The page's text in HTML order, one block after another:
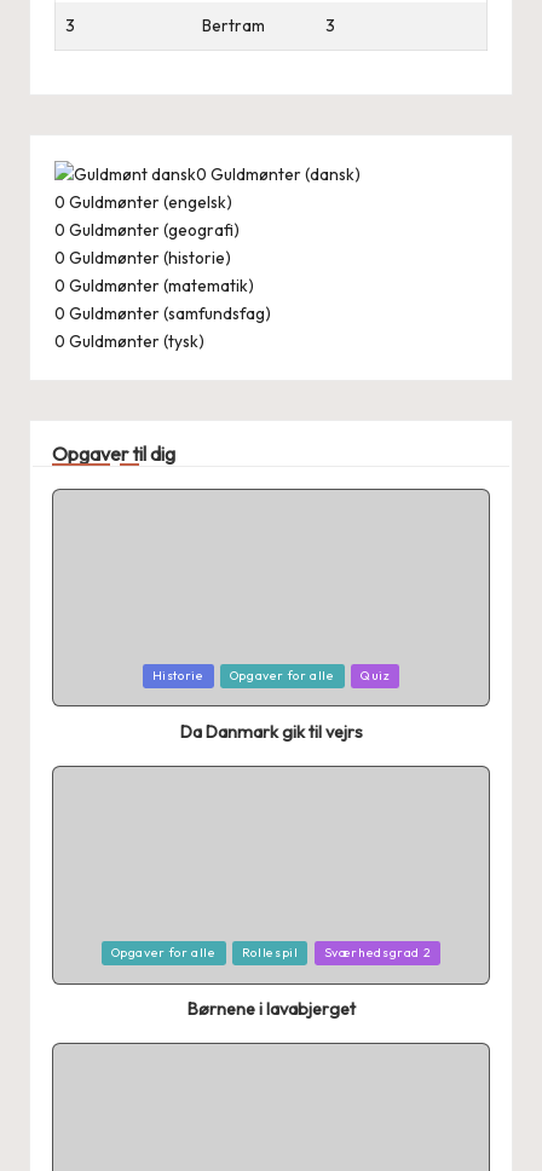
3 Bertram 3
0 Guldmønter (dansk)
0 Guldmønter (engelsk)
0 Guldmønter (geografi)
0 Guldmønter (historie)
0 Guldmønter (matematik)
0 Guldmønter (samfundsfag)
0 Guldmønter (tysk)
Opgaver til dig
Historie Opgaver for alle Quiz
Da Danmark gik til vejrs
PostedOpgaver for alle Rollespil Sværhedsgrad 2
Børnene i lavabjerget